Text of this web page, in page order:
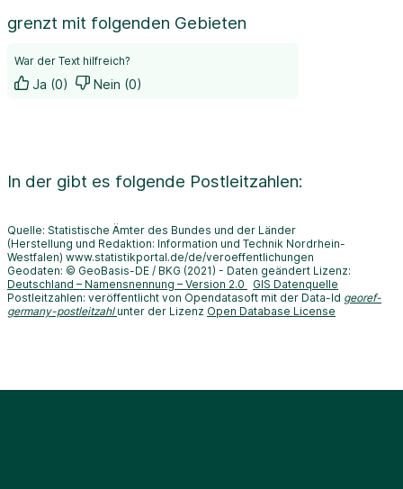
grenzt mit folgenden Gebieten
War der Text hilfreich?
Ja (0) Nein (0)
In der gibt es folgende Postleitzahlen:
Quelle: Statistische Ämter des Bundes und der Länder
(Herstellung und Redaktion: Information und Technik Nordrhein-
Westfalen) www.statistikportal.de/de/veroeffentlichungen
Geodaten: © GeoBasis-DE / BKG (2021) - Daten geändert Lizenz:
Deutschland – Namensnennung – Version 2.0
GIS Datenquelle
Postleitzahlen: veröffentlicht von Opendatasoft mit der Data-Id georef-
germany-postleitzahl unter der Lizenz Open Database License